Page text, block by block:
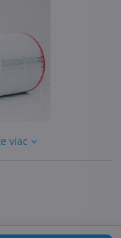
viac